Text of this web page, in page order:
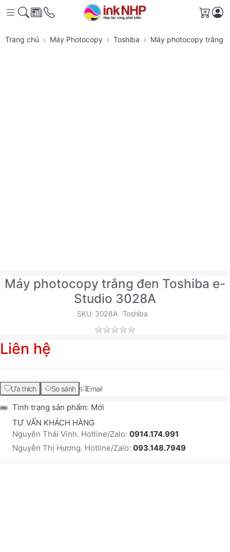
Giỏ
Trang chủ Máy Photocopy Toshiba Máy photocopy trắng
Máy photocopy trắng đen Toshiba e-
Studio 3028A
SKU: 3028A Toshiba
Liên hệ
Ưa thích So sánh Email
Tình trạng sản phẩm: Mới
TƯ VẤN KHÁCH HÀNG
Nguyễn Thái Vinh. Hotline/Zalo: 0914.174.991
Nguyễn Thị Hương. Hotline/Zalo: 093.148.7949